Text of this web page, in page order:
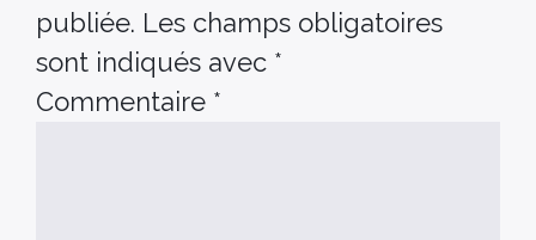
publiée. Les champs obligatoires
sont indiqués avec *
Commentaire *